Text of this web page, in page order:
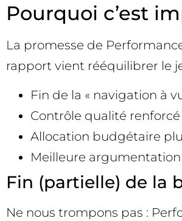
Pourquoi c’est
La promesse de
rapport vient rééquilibrer le
Fin de la « navigation à
Contrôle qualité
Allocation budgétaire
Meilleure argumentation
Fin (partielle) de la
Ne nous trompons pas :